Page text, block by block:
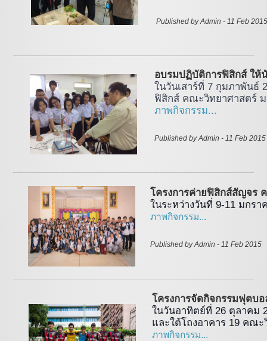
Published by Admin - 11 Feb
อบรมปฏิบัติการฟิสิกส์ ให้
ในวันเสาร์ที่ 7 กุมภาพันธ์
ฟิสิกส์ คณะวิทยาศาสตร์
ภาพกิจกรรม...
Published by Admin - 11 Feb
โครงการค่ายฟิสิกส์สัญจร
ในระหว่างวันที่ 9-11 มกร
ภาพกิจกรรม...
Published by Admin - 11 Feb 2015
โครงการจัดกิจกรรมฟุต
ในวันอาทิตย์ที่ 26 ตุลาคม
และใต้โถงอาคาร 19 คณ
ภาพกิจกรรม...